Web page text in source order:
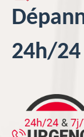
24h/